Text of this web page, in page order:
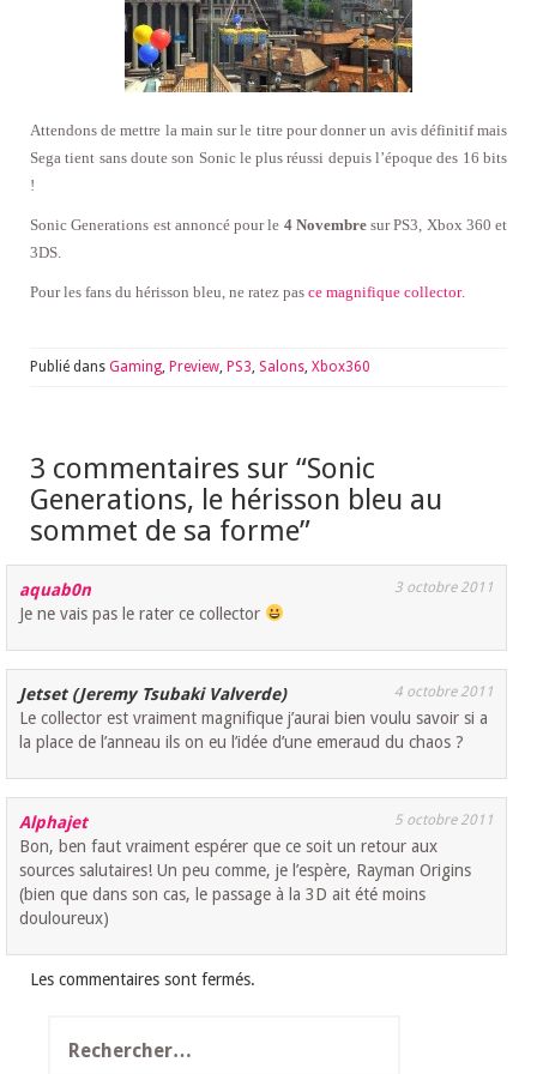
Attendons de mettre la main sur le titre pour donner un avis définitif mais
Sega tient sans doute son Sonic le plus réussi depuis l’époque des 16 bits
!
Sonic Generations est annoncé pour le 4 Novembresur PS3, Xbox 360 et
3DS.
Pour les fans du hérisson bleu, ne ratez pas ce magnifique collector.
Publié dans Gaming Preview PS3 Salons Xbox360
3 commentaires sur “Sonic
Generations, le hérisson bleu au
sommet de sa forme”
aquab0n 3 octobre 2011
Je ne vais pas le rater ce collector
Jetset (Jeremy Tsubaki Valverde) 4 octobre 2011
Le collector est vraiment magnifique j’aurai bien voulu savoir si a
la place de l’anneau ils on eu l’idée d’une emeraud du chaos ?
Alphajet 5 octobre 2011
Bon, ben faut vraiment espérer que ce soit un retour aux
sources salutaires! Un peu comme, je l’espère, Rayman Origins
(bien que dans son cas, le passage à la 3D ait été moins
douloureux)
Les commentaires sont fermés.